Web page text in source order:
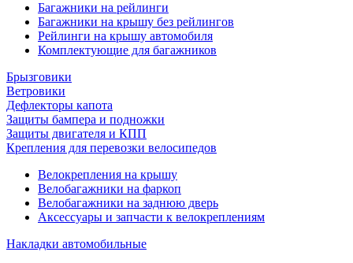
Багажники на рейлинги
Багажники на крышу без рейлингов
Рейлинги на крышу автомобиля
Комплектующие для багажников
Брызговики
Ветровики
Дефлекторы капота
Защиты бампера и подножки
Защиты двигателя и КПП
Крепления для перевозки велосипедов
Велокрепления на крышу
Велобагажники на фаркоп
Велобагажники на заднюю дверь
Аксессуары и запчасти к велокреплениям
Накладки автомобильные